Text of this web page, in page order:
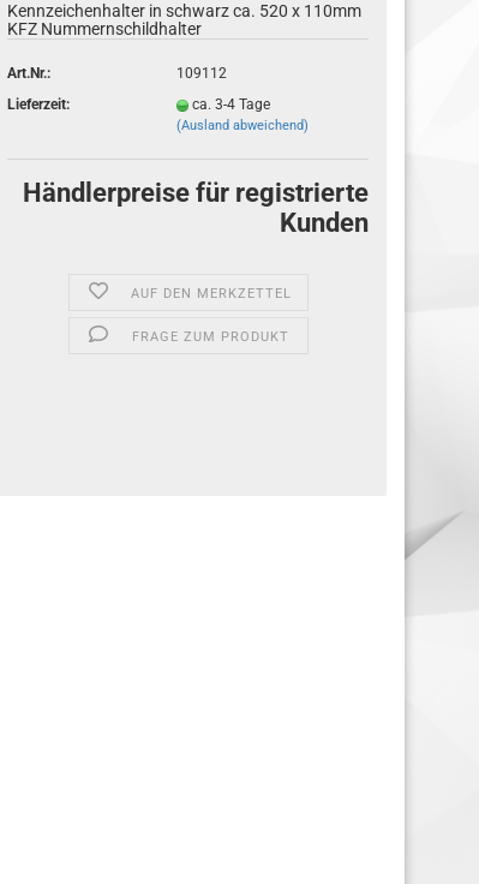
Kenn­zei­chen­hal­ter in schwarz ca. 520 x 110mm
KFZ Num­mern­schild­hal­ter
Art.Nr.:
109112
Lieferzeit:
ca. 3-4 Tage
(Ausland abweichend)
Händlerpreise für registrierte
Kunden
AUF DEN MERKZETTEL
FRAGE ZUM PRODUKT